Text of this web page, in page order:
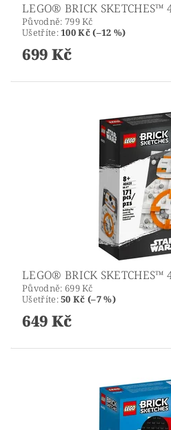
LEGO® BRICK SKETCHES™
Původně: 799 Kč
Ušetříte:100 Kč (–12 %)
699 Kč
LEGO® BRICK SKETCHES™
Původně: 699 Kč
Ušetříte:50 Kč (–7 %)
649 Kč